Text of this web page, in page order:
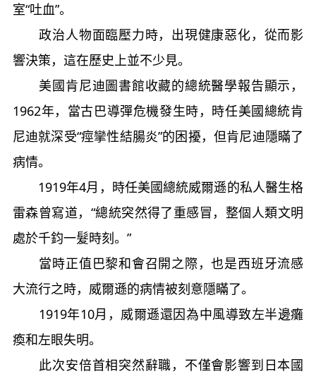
室“吐血”。
政治人物面臨壓力時，出現健康惡化，從而影
響決策，這在歷史上並不少見。
美國肯尼迪圖書館收藏的總統醫學報告顯示，
1962年，當古巴導彈危機發生時，時任美國總統肯
尼迪就深受“痙攣性結腸炎”的困擾，但肯尼迪隱瞞了
病情。
1919年4月，時任美國總統威爾遜的私人醫生格
雷森曾寫道，“總統突然得了重感冒，整個人類文明
處於千鈞一髮時刻。”
當時正值巴黎和會召開之際，也是西班牙流感
大流行之時，威爾遜的病情被刻意隱瞞了。
1919年10月，威爾遜還因為中風導致左半邊癱
瘓和左眼失明。
此次安倍首相突然辭職，不僅會影響到日本國